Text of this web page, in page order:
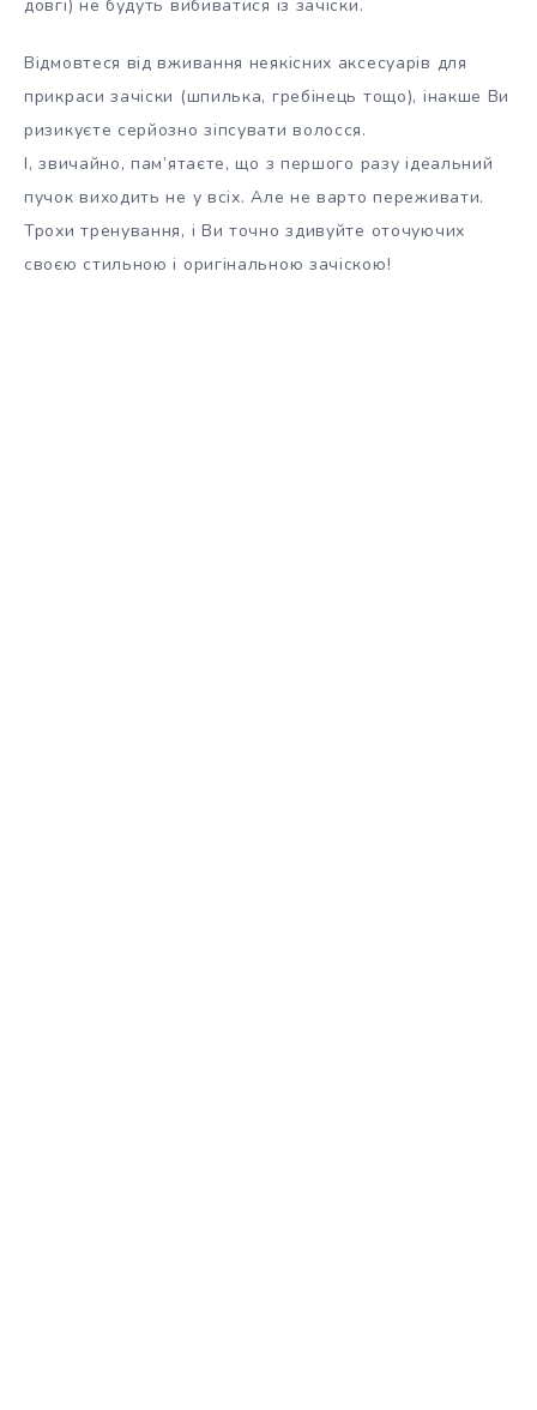
довгі) не будуть вибиватися із зачіски.
Відмовтеся від вживання неякісних аксесуарів для
прикраси зачіски (шпилька, гребінець тощо), інакше Ви
ризикуєте серйозно зіпсувати волосся.
І, звичайно, пам’ятаєте, що з першого разу ідеальний
пучок виходить не у всіх. Але не варто переживати.
Трохи тренування, і Ви точно здивуйте оточуючих
своєю стильною і оригінальною зачіскою!